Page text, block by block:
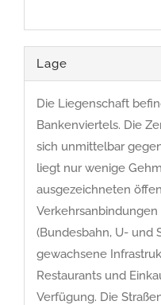
Lage
Die Liegenschaft
Bankenviertels. Die
sich unmittelbar
liegt nur wenige
ausgezeichneten
(Bundesbahn, U- und
gewachsene
Restaurants und
Verfügung. Die